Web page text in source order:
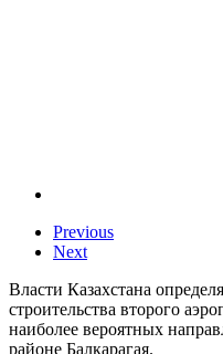
Previous
Next
Власти Казахстана
строительства второго
наиболее вероятных
районе Балкарагая.